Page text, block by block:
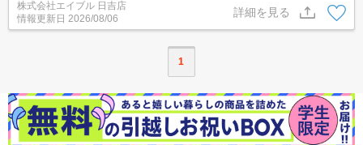
5%。敷金・礼金なし。初期費用・家賃カード払い可。
株式会社エイブル 日吉店
情報更新日 2026/08/06
詳細を見る
1